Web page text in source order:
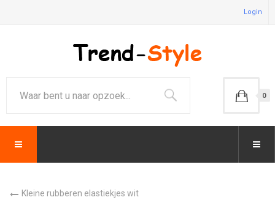
Login
0
Kleine rubberen elastiekjes wit